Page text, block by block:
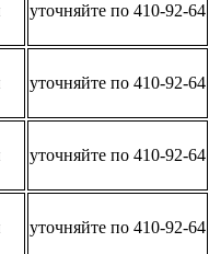
уточняйте по 410-92-64
уточняйте по 410-92-64
уточняйте по 410-92-64
уточняйте по 410-92-64